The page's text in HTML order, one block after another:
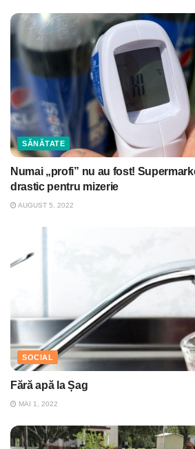
SĂNĂTATE
Numai „profi” nu au fost!
drastic pentru mizerie
AUGUST 5, 2022
SOCIAL
Fără apă la Șag
MAI 1, 2022